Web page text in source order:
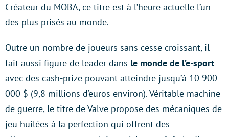
Créateur du MOBA, ce titre est à l’heure actuelle l’un
des plus prisés au monde.
Outre un nombre de joueurs sans cesse croissant, il
fait aussi figure de leader dans le monde de l’e-sport
avec des cash-prize pouvant atteindre jusqu’à 10 900
000 $ (9,8 millions d’euros environ). Véritable machine
de guerre, le titre de Valve propose des mécaniques de
jeu huilées à la perfection qui offrent des